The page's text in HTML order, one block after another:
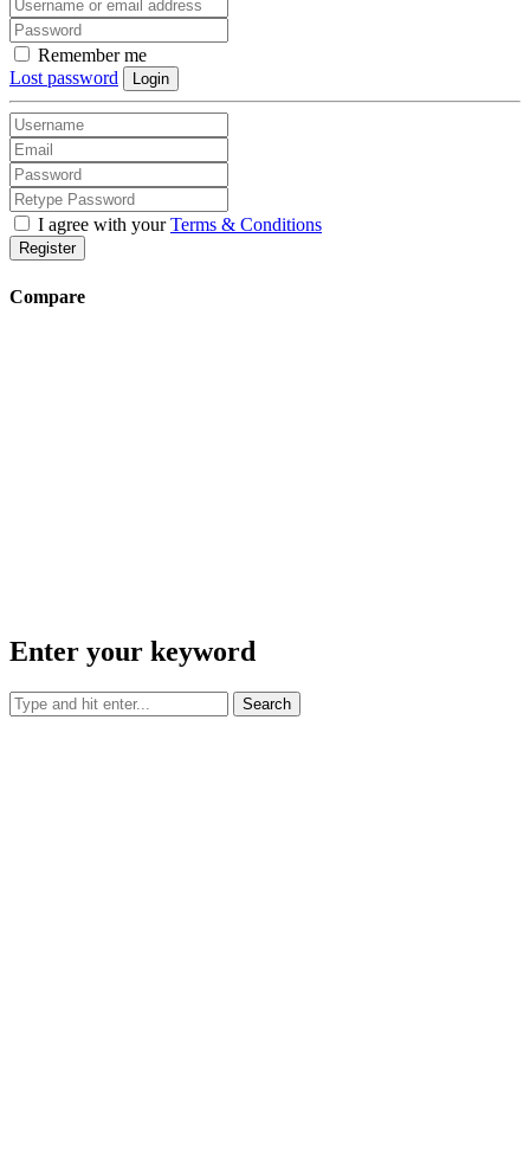
Remember me
Lost password
Login
I agree with yourTerms & Conditions
Register
Compare
Enter your keyword
Search